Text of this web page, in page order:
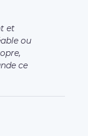
et
ou
ce